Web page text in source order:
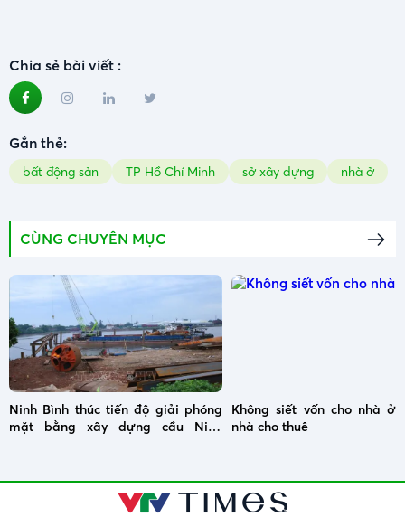
Chia sẻ bài viết :
Gắn thẻ:
bất động sản TP Hồ Chí Minh sở xây dựng nhà ở
CÙNG CHUYÊN MỤC
Ninh Bình thúc tiến độ giải phóng
mặt bằng xây dựng cầu Ninh
Không siết vốn cho nhà ở
nhà cho thuê